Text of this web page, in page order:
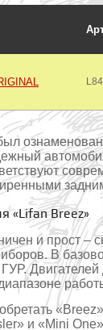
«Lifan Breez»
и прост –
В
ГУР.
и «Mini